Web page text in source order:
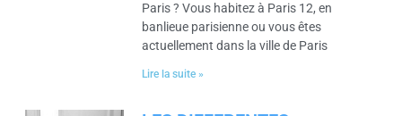
Paris ? Vous habitez à Paris 12, en
banlieue parisienne ou vous êtes
actuellement dans la ville de Paris
Lire la suite »